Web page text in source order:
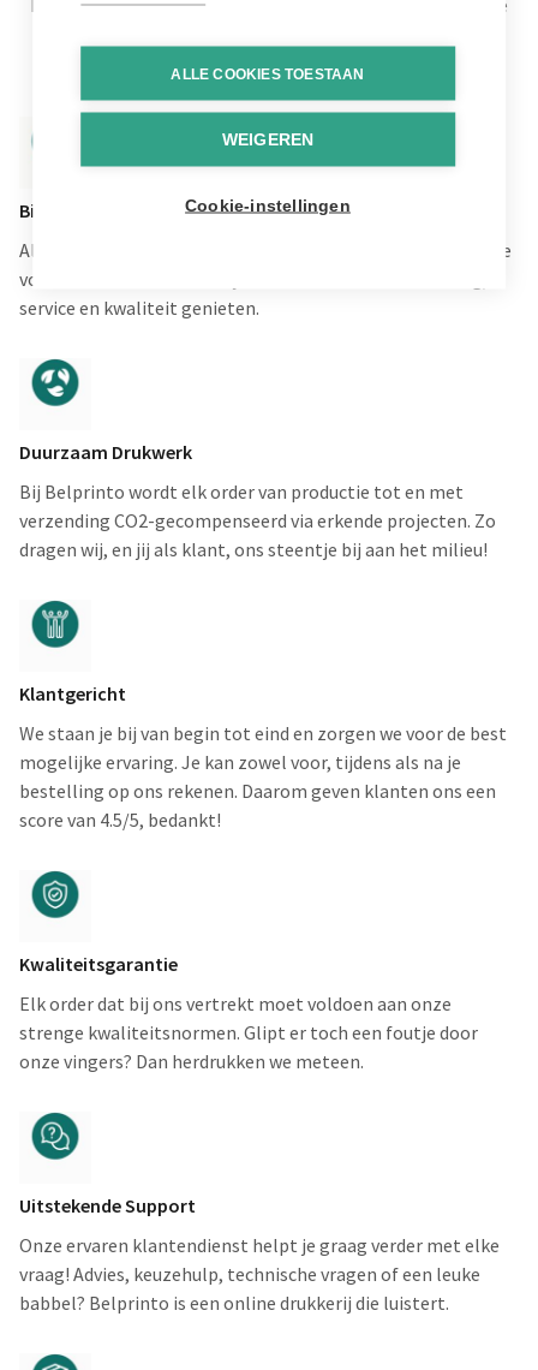
ALLE COOKIES TOESTAAN
WEIGEREN
Cookie-instellingen
Leuk dat je bij Belprinto terecht komt om je online druk te
Bijna 100 Jaar Ervaring
Al bijna 100 jaar zorgen we bij Graphius voor drukwerk in alle
vormen en maten. Nu kan je online van dezelfde ervaring,
service en kwaliteit genieten.
Duurzaam Drukwerk
Bij Belprinto wordt elk order van productie tot en met
verzending CO2-gecompenseerd via erkende projecten. Zo
dragen wij, en jij als klant, ons steentje bij aan het milieu!
Klantgericht
We staan je bij van begin tot eind en zorgen we voor de best
mogelijke ervaring. Je kan zowel voor, tijdens als na je
bestelling op ons rekenen. Daarom geven klanten ons een
score van 4.5/5, bedankt!
Kwaliteitsgarantie
Elk order dat bij ons vertrekt moet voldoen aan onze
strenge kwaliteitsnormen. Glipt er toch een foutje door
onze vingers? Dan herdrukken we meteen.
Uitstekende Support
Onze ervaren klantendienst helpt je graag verder met elke
vraag! Advies, keuzehulp, technische vragen of een leuke
babbel? Belprinto is een online drukkerij die luistert.